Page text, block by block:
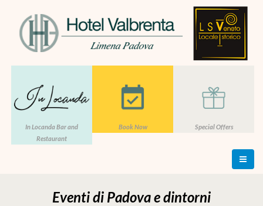
Special Offers
Book Now
In Locanda Bar and
Restaurant
Eventi di Padova e dintorni